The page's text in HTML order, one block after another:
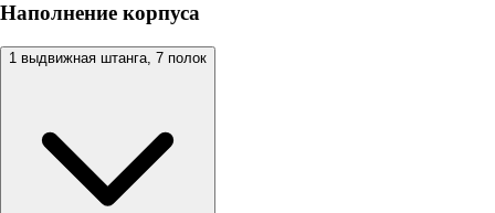
Наполнение корпуса
1 выдвижная штанга, 7 полок